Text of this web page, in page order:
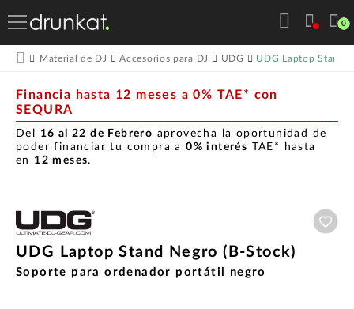
0
Material de DJ Accesorios para DJ UDG UDG Laptop Stand
Financia hasta 12 meses a 0% TAE* con
SEQURA
Del 16 al 22 de Febrero aprovecha la oportunidad de
poder financiar tu compra a0% interés TAE* hasta
en 12 meses.
UDG Laptop Stand Negro (B-Stock)
Soporte para ordenador portátil negro